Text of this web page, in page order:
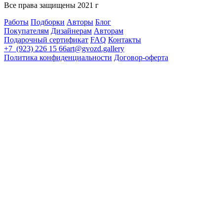
Все права защищены 2021 г
Работы Подборки Авторы Блог
Покупателям Дизайнерам Авторам
Подарочный сертификат FAQ Контакты
+7 (923) 226 15 66art@gvozd.gallery
Политика конфиденциальности Договор-оферта